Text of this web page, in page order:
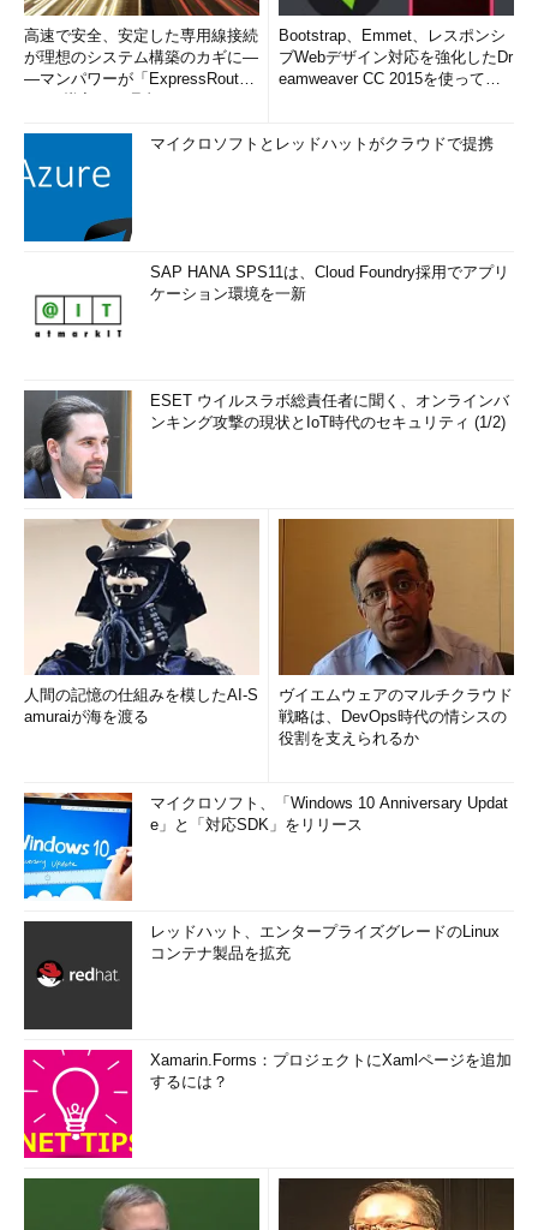
高速で安全、安定した専用線接続
が理想のシステム構築のカギに―
―マンパワーが「ExpressRout
Bootstrap、Emmet、レスポンシ
ブWebデザイン対応を強化したDr
eamweaver CC 2015を使って
マイクロソフトとレッドハットがクラウドで提携
SAP HANA SPS11は、Cloud Foundry採用でアプリ
ケーション環境を一新
ESET ウイルスラボ総責任者に聞く、オンラインバ
ンキング攻撃の現状とIoT時代のセキュリティ (1/2)
人間の記憶の仕組みを模したAI-S
amuraiが海を渡る
ヴイエムウェアのマルチクラウド
戦略は、DevOps時代の情シスの
役割を支えられるか
マイクロソフト、「Windows 10 Anniversary Updat
e」と「対応SDK」をリリース
レッドハット、エンタープライズグレードのLinux
コンテナ製品を拡充
Xamarin.Forms：プロジェクトにXamlページを追加
するには？